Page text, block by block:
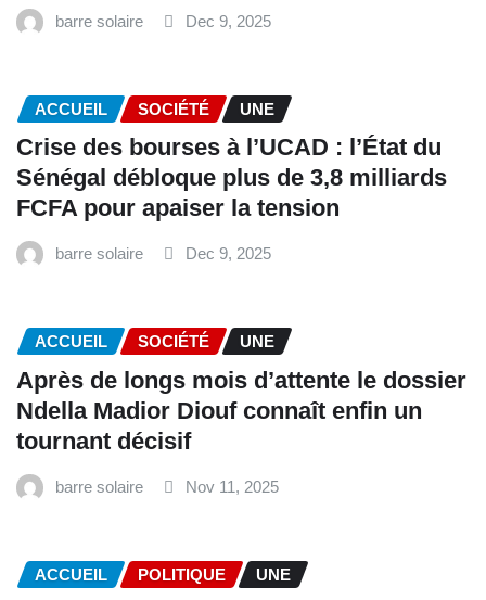
barre solaire Dec 9, 2025
ACCUEIL SOCIÉTÉ UNE
Crise des bourses à l’UCAD : l’État du
Sénégal débloque plus de 3,8 milliards
FCFA pour apaiser la tension
barre solaire Dec 9, 2025
ACCUEIL SOCIÉTÉ UNE
Après de longs mois d’attente le dossier
Ndella Madior Diouf connaît enfin un
tournant décisif
barre solaire Nov 11, 2025
ACCUEIL POLITIQUE UNE